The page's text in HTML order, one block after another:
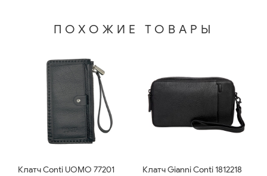
ПОХОЖИЕ ТОВАРЫ
Клатч Conti UOMO 77201 Клатч Gianni Conti 1812218